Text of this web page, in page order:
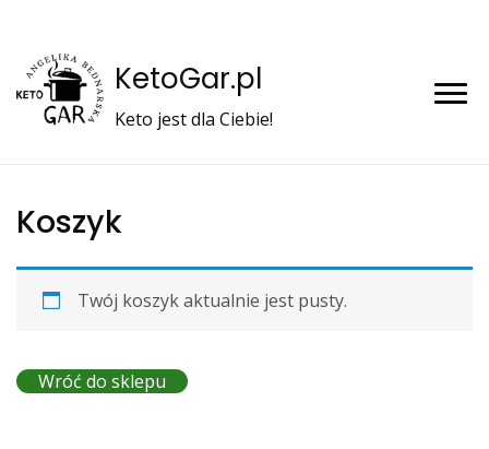
KetoGar.pl
Keto jest dla Ciebie!
Koszyk
Twój koszyk aktualnie jest pusty.
Wróć do sklepu